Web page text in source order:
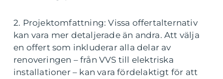
2. Projektomfattning: Vissa offertalternativ
kan vara mer detaljerade än andra. Att välja
en offert som inkluderar alla delar av
renoveringen – från VVS till elektriska
installationer – kan vara fördelaktigt för att